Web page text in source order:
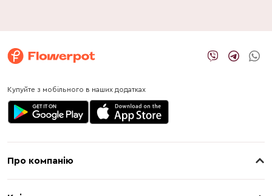
Купуйте з мобільного в наших додатках
Про компанію